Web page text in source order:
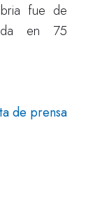
fue de
en 75
de prensa